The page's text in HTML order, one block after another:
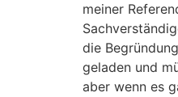
meiner
die
geladen und
aber wenn es